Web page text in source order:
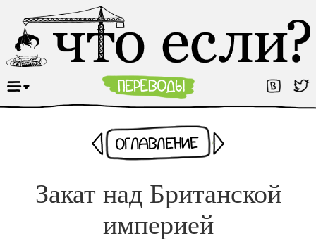
Закат над Британской
империей